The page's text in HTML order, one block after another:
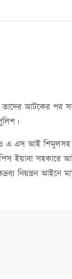
তাদের আটকের পর
ও এ এস আই
ইয়াবা সহকারে
নিয়ন্ত্রন আইনে